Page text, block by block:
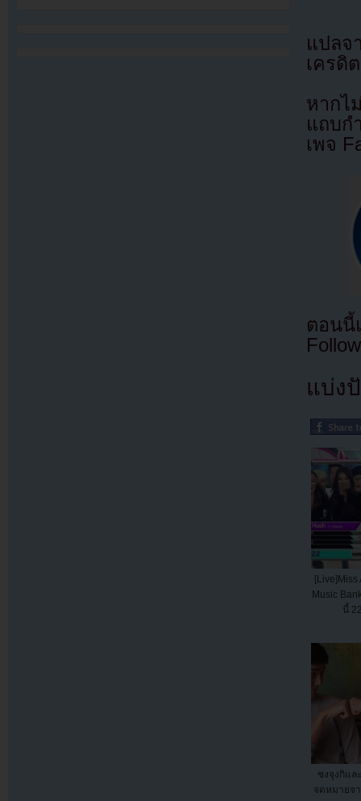
แปล
เครดิ
หากไ
แถบก
เพจ
ตอนนี้
แบ่ง
[Live]Miss
Music
นี้
ซงจุงกิแล
จดหมายจ